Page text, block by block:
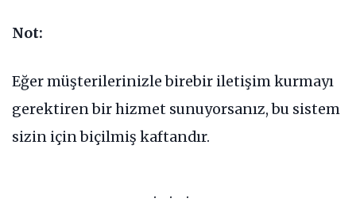
Not:
Eğer müşterilerinizle birebir iletişim kurmayı
gerektiren bir hizmet sunuyorsanız, bu sistem
sizin için biçilmiş kaftandır.